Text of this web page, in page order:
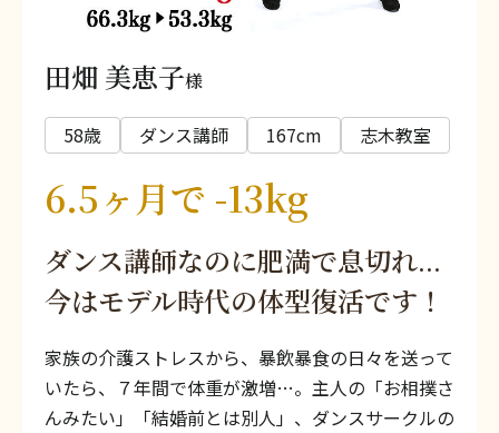
田畑 美恵子様
58歳 ダンス講師 167cm 志木教室
6.5ヶ月で -13kg
ダンス講師なのに肥満で息切れ...
今はモデル時代の体型復活です！
家族の介護ストレスから、暴飲暴食の日々を送って
いたら、７年間で体重が激増…。主人の「お相撲さ
んみたい」「結婚前とは別人」、ダンスサークルの